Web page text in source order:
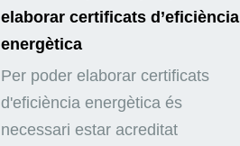
elaborar certificats d’eficiència
energètica
Per poder elaborar certificats
d'eficiència energètica és
necessari estar acreditat